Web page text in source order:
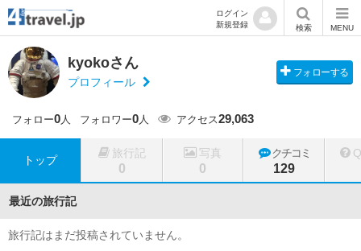
ログイン
新規登録
検索 MENU
kyokoさん
プロフィール
フォローする
フォロー0人 フォロワー0人 アクセス29,063
トップ
旅行記
0
写真
0
クチコミ
129
最近の旅行記
旅行記はまだ投稿されていません。